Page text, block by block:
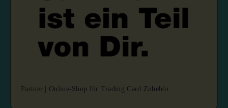
Partner | Online-Shop für Trading Card Zubehör